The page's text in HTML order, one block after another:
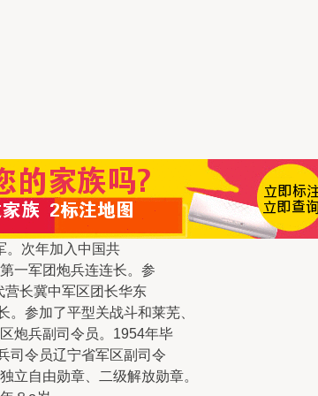
。次年加入中国共
一军团炮兵连连长。参
营长冀中军区团长华东
参加了平型关战斗和莱芜、
炮兵副司令员。1954年毕
司令员辽宁省军区副司令
立自由勋章、二级解放勋章。